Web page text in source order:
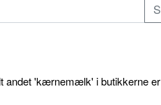
andet 'kærnemælk' i butikkerne er